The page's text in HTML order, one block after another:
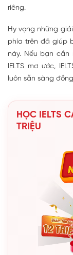
riêng.
Hy vọng những
phía trên đã giúp
này. Nếu bạn
IELTS mơ ước,
luôn sẵn sàng
HỌC IELTS
TRIỆU